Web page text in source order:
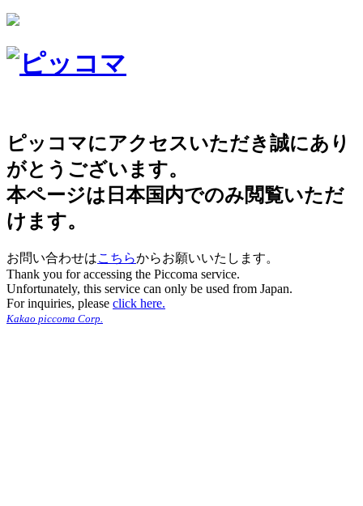
ピッコマにアクセスいただき誠にあり
がとうございます。
本ページは日本国内でのみ閲覧いただ
けます。
お問い合わせはこちらからお願いいたします。
Thank you for accessing the Piccoma service.
Unfortunately, this service can only be used from Japan.
For inquiries, please click here.
Kakao piccoma Corp.